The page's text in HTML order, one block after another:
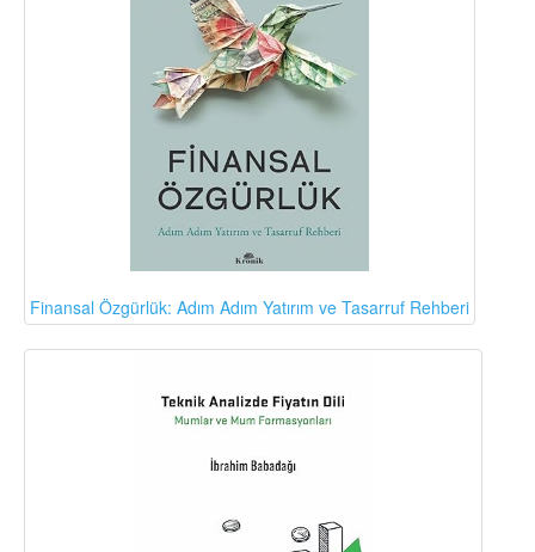
Finansal Özgürlük: Adım Adım Yatırım ve Tasarruf Rehberi